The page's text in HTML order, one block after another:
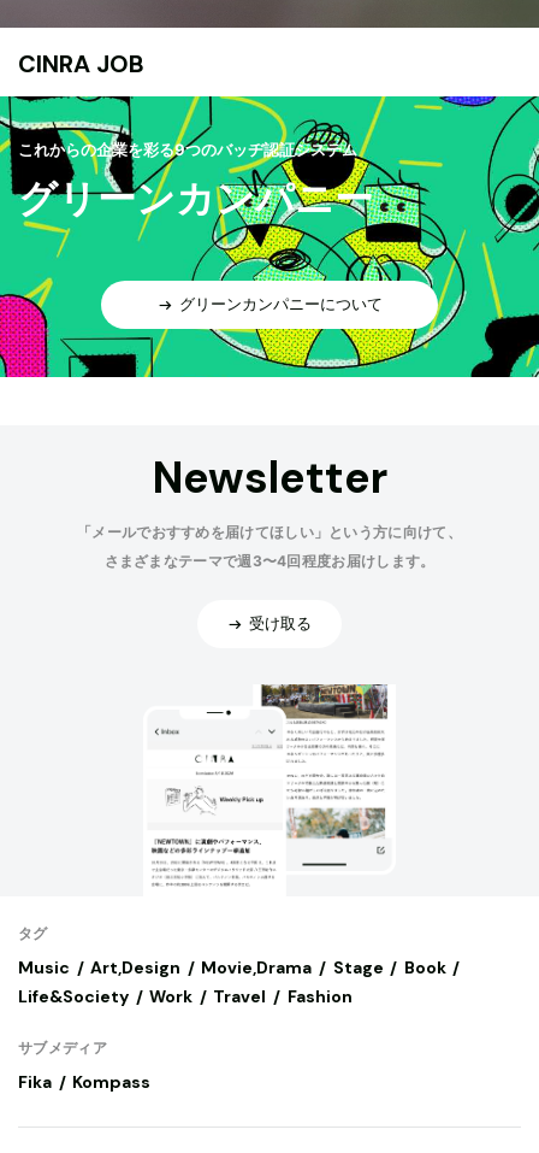
CINRA JOB
これからの企業を彩る9つのバッヂ認証システム
グリーンカンパニー
グリーンカンパニーについて
Newsletter
「メールでおすすめを届けてほしい」という方に向けて、
さまざまなテーマで週3〜4回程度お届けします。
受け取る
タグ
Music Art,Design Movie,Drama Stage
Book
Life&Society
Work Travel Fashion
サブメディア
Fika Kompass